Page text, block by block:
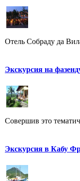
Отель Собраду да
Экскурсия на
Совершив это
Экскурсия в Кабу